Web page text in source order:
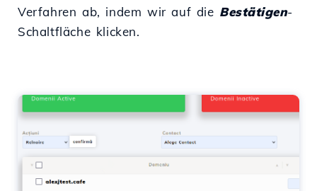
Verfahren ab, indem wir auf die Bestätigen-
Schaltfläche klicken.